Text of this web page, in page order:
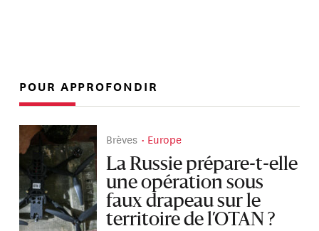
POUR APPROFONDIR
Brèves Europe
La Russie prépare-t-elle
une opération sous
faux drapeau sur le
territoire de l’OTAN ?